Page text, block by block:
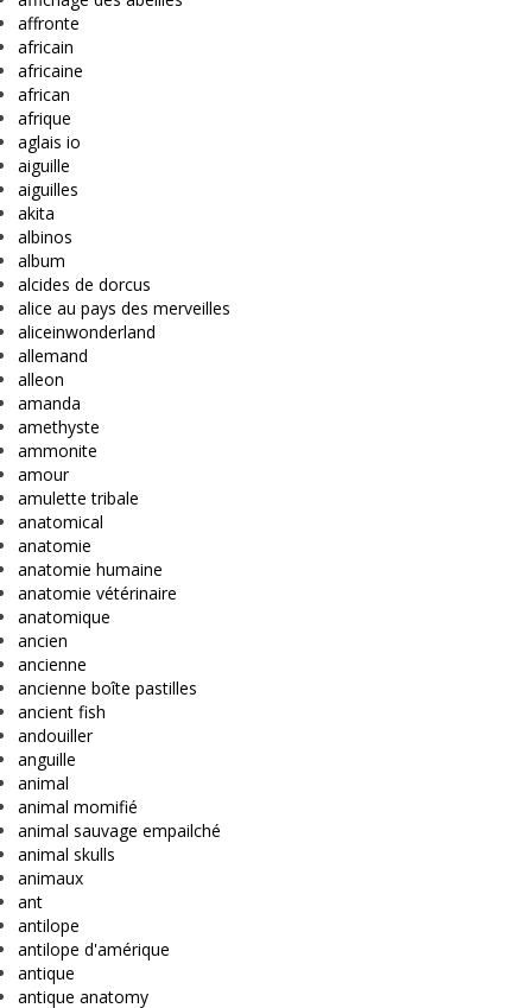
affronte
africain
africaine
african
afrique
aglais io
aiguille
aiguilles
akita
albinos
album
alcides de dorcus
alice au pays des merveilles
aliceinwonderland
allemand
alleon
amanda
amethyste
ammonite
amour
amulette tribale
anatomical
anatomie
anatomie humaine
anatomie vétérinaire
anatomique
ancien
ancienne
ancienne boîte pastilles
ancient fish
andouiller
anguille
animal
animal momifié
animal sauvage empailché
animal skulls
animaux
ant
antilope
antilope d'amérique
antique
antique anatomy